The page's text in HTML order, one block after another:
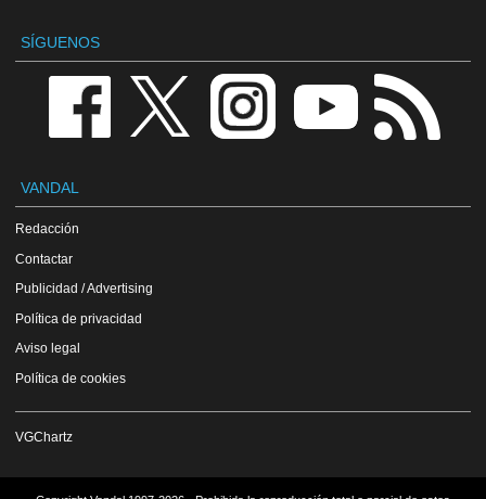
SÍGUENOS
VANDAL
Redacción
Contactar
Publicidad / Advertising
Política de privacidad
Aviso legal
Política de cookies
VGChartz